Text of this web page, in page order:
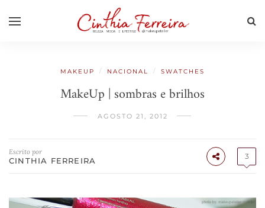
MAKEUP / NACIONAL / SWATCHES
MakeUp | sombras e brilhos
AGOSTO 21, 2012
Escrito por
CINTHIA FERREIRA 3